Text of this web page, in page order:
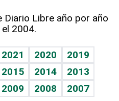
Libre año por año
2004.
2021 2020
2019
2015 2014
2013
2009 2008
2007